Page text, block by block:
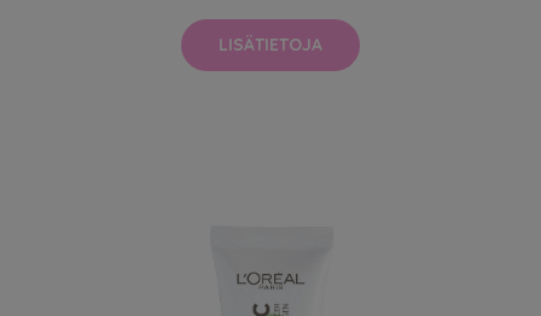
LISÄTIETOJA